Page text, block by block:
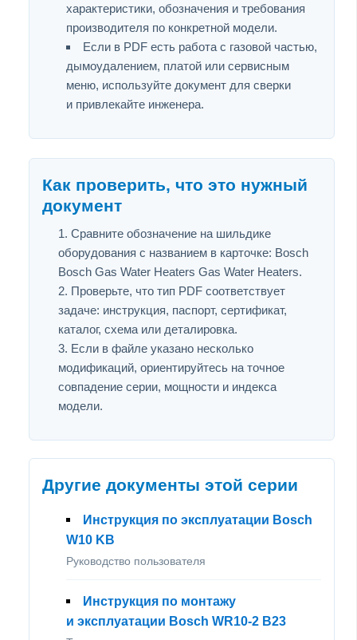
характеристики, обозначения и требования
производителя по конкретной модели.
Если в PDF есть работа с газовой частью,
дымоудалением, платой или сервисным
меню, используйте документ для сверки
и привлекайте инженера.
Как проверить, что это нужный
документ
Сравните обозначение на шильдике
оборудования с названием в карточке: Bosch
Bosch Gas Water Heaters Gas Water Heaters.
Проверьте, что тип PDF соответствует
задаче: инструкция, паспорт, сертификат,
каталог, схема или деталировка.
Если в файле указано несколько
модификаций, ориентируйтесь на точное
совпадение серии, мощности и индекса
модели.
Другие документы этой серии
Инструкция по эксплуатации Bosch
W10 KB
Руководство пользователя
Инструкция по монтажу
и эксплуатации Bosch WR10-2 B23